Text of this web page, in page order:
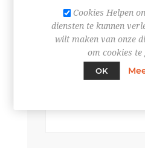
UW CONTACT
Cookies Helpen
diensten te kunnen
wilt maken van onze
om cookies te
OK